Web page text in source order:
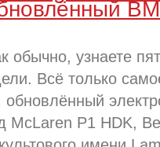
обычно, узнаете
Всё только
McLaren P1 HDK,